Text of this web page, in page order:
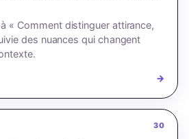
« Comment distinguer attirance,
des nuances qui changent
→
30